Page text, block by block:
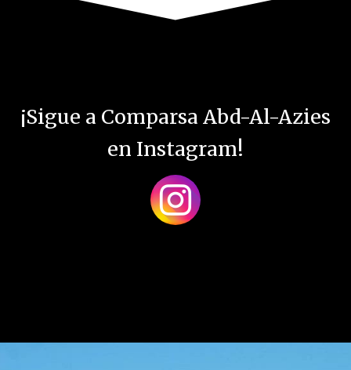
¡Sigue a Comparsa Abd-Al-Azies
en Instagram!